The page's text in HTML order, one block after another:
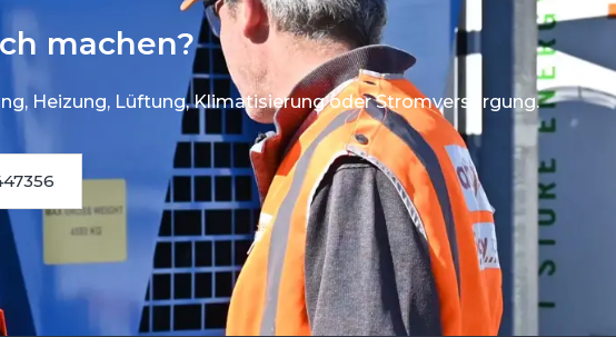
machen?
Heizung, Lüftung, Klimatisierung oder Stromversorgung.